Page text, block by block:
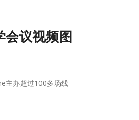
议视频图
主办超过100多场线